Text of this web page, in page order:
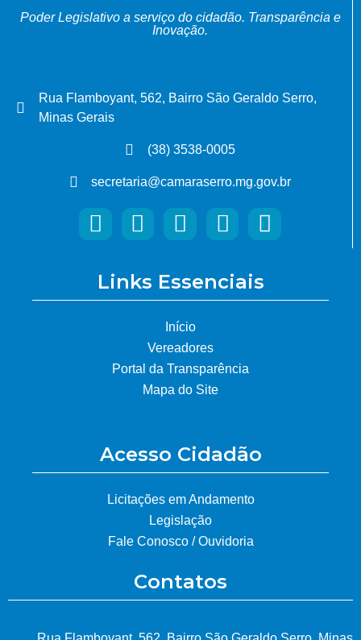
Poder Legislativo a serviço do cidadão. Transparência e
Inovação.
Rua Flamboyant, 562, Bairro São Geraldo Serro,
Minas Gerais
(38) 3538-0005
secretaria@camaraserro.mg.gov.br
Links Essenciais
Início
Vereadores
Portal da Transparência
Mapa do Site
Acesso Cidadão
Licitações em Andamento
Legislação
Fale Conosco / Ouvidoria
Contatos